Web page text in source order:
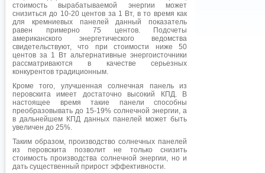
стоимость вырабатываемой энергии может
снизиться до 10-20 центов за 1 Вт, в то время как
для кремниевых панелей данный показатель
равен примерно 75 центов. Подсчеты
американского энергетического ведомства
свидетельствуют, что при стоимости ниже 50
центов за 1 Вт альтернативные энергоисточники
рассматриваются в качестве серьезных
конкурентов традиционным.
Кроме того, улучшенная солнечная панель из
перовскита имеет достаточно высокий КПД. В
настоящее время такие панели способны
преобразовывать до 15-19% солнечной энергии, а
в дальнейшем КПД данных панелей может быть
увеличен до 25%.
Таким образом, производство солнечных панелей
из перовскита позволит не только снизить
стоимость производства солнечной энергии, но и
дать существенный прирост эффективности.